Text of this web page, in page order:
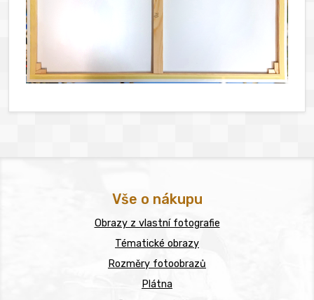
Vše o nákupu
Obrazy z vlastní fotografie
Tématické obrazy
Rozměry fotoobrazů
Plátna